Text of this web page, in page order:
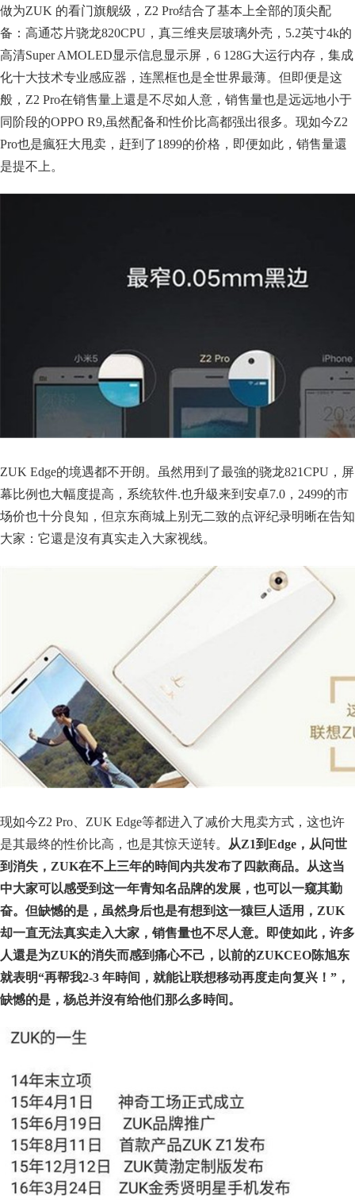
做为ZUK 的看门旗舰级，Z2 Pro结合了基本上全部的顶尖配
备：高通芯片骁龙820CPU，真三维夹层玻璃外壳，5.2英寸4k的
高清Super AMOLED显示信息显示屏，6 128G大运行内存，集成
化十大技术专业感应器，连黑框也是全世界最薄。但即便是这
般，Z2 Pro在销售量上還是不尽如人意，销售量也是远远地小于
同阶段的OPPO R9,虽然配备和性价比高都强出很多。现如今Z2
Pro也是瘋狂大甩卖，赶到了1899的价格，即便如此，销售量還
是提不上。
ZUK Edge的境遇都不开朗。虽然用到了最強的骁龙821CPU，屏
幕比例也大幅度提高，系统软件.也升級来到安卓7.0，2499的市
场价也十分良知，但京东商城上别无二致的点评纪录明晰在告知
大家：它還是沒有真实走入大家视线。
现如今Z2 Pro、ZUK Edge等都进入了减价大甩卖方式，这也许
是其最终的性价比高，也是其惊天逆转。
从Z1到Edge，从问世
到消失，ZUK在不上三年的時间内共发布了四款商品。从这当
中大家可以感受到这一年青知名品牌的发展，也可以一窥其勤
奋。但缺憾的是，虽然身后也是有想到这一猿巨人适用，ZUK
却一直无法真实走入大家，销售量也不尽人意。即使如此，许多
人還是为ZUK的消失而感到痛心不己，以前的ZUKCEO陈旭东
就表明“再帮我2-3 年時间，就能让联想移动再度走向复兴！”，
缺憾的是，杨总并沒有给他们那么多時间。